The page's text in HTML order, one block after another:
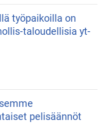
työpaikoilla on
taloudellisia yt-
pelisäännöt